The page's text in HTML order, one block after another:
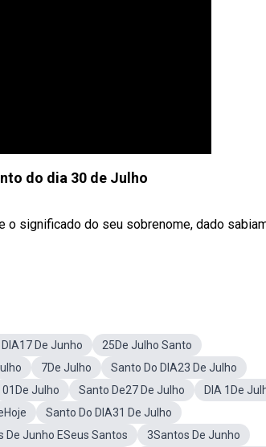
do dia 30 de Julho
o significado do seu sobrenome, dado
De Junho
25De Julho Santo
7De Julho
Santo Do DIA23 De Julho
01De Julho Santo De27 De Julho
DIA 1De
Santo Do DIA31 De Julho
De Junho ESeus Santos
3Santos De Junho